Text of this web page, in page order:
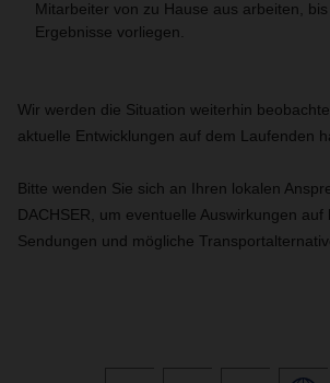
Mitarbeiter von zu Hause aus arbeiten,
Ergebnisse vorliegen.
Wir werden die Situation weiterhin
aktuelle Entwicklungen auf dem Laufenden
Bitte wenden Sie sich an Ihren lokalen
DACHSER, um eventuelle Auswirkungen auf
Sendungen und mögliche